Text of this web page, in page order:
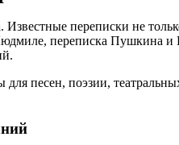
переписки не
переписка
песен, поэзии,